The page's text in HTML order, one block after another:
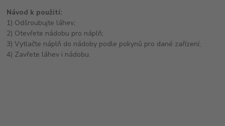
Návod k použití:
1) Odšroubujte láhev;
2) Otevřete nádobu pro náplň;
3) Vytlačte náplň do nádoby podle pokynů pro dané zařízení;
4) Zavřete láhev i nádobu.